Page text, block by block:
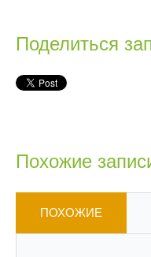
Поделиться
Похожие
ПОХОЖИЕ